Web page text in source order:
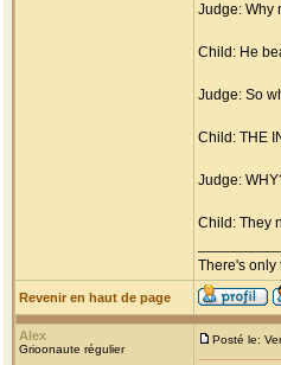
Judge: Why
Child: He
Judge: So
Child: THE
Judge:
Child: They
There's only
Revenir en haut de page
Alex
Grioonaute régulier
Posté le: